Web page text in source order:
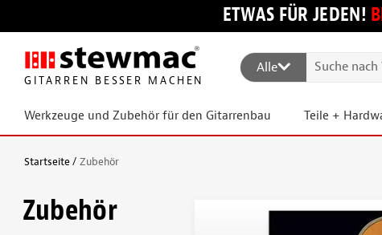
ETWAS FÜR JEDEN!
GITARREN BESSER MACHEN
Alle
Werkzeuge und Zubehör für den Gitarrenbau Teile +
Startseite Zubehör
Zubehör